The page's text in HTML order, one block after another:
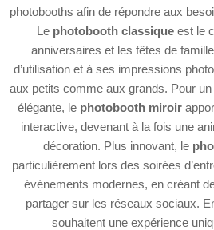
photobooths afin de répondre aux
Le photobooth classique est le
anniversaires et les fêtes de
d’utilisation et à ses impressions
aux petits comme aux grands. Pour un
élégante, le photobooth miroir
interactive, devenant à la fois une
décoration. Plus innovant, le
particulièrement lors des soirées
événements modernes, en créant
partager sur les réseaux sociaux.
souhaitent une expérience